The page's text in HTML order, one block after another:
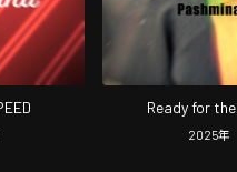
Ready for
2025年